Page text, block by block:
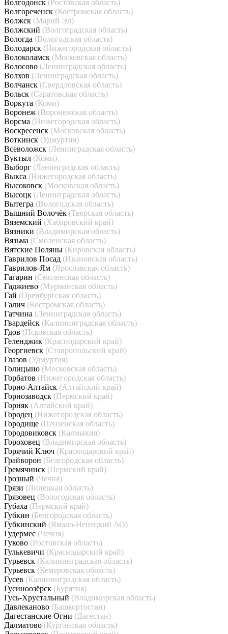
Волгодонск (Ростовская область)
Волгореченск (Костромская область)
Волжск (Марий Эл)
Волжский (Волгоградская область)
Вологда (Вологодская область)
Володарск (Нижегородская область)
Волоколамск (Московская область)
Волосово (Ленинградская область)
Волхов (Ленинградская область)
Волчанск (Свердловская область)
Вольск (Саратовская область)
Воркута (Коми)
Воронеж (Воронежская область)
Ворсма (Нижегородская область)
Воскресенск (Московская область)
Воткинск (Удмуртия)
Всеволожск (Ленинградская область)
Вуктыл (Коми)
Выборг (Ленинградская область)
Выкса (Нижегородская область)
Высоковск (Московская область)
Высоцк (Ленинградская область)
Вытегра (Вологодская область)
Вышний Волочёк (Тверская область)
Вяземский (Хабаровский край)
Вязники (Владимирская область)
Вязьма (Смоленская область)
Вятские Поляны (Кировская область)
Гаврилов Посад (Ивановская область)
Гаврилов-Ям (Ярославская область)
Гагарин (Смоленская область)
Гаджиево (Мурманская область)
Гай (Оренбургская область)
Галич (Костромская область)
Гатчина (Ленинградская область)
Гвардейск (Калининградская область)
Гдов (Псковская область)
Геленджик (Краснодарский край)
Георгиевск (Ставропольский край)
Глазов (Удмуртия)
Голицыно (Московская область)
Горбатов (Нижегородская область)
Горно-Алтайск (Алтайский край)
Горнозаводск (Пермский край)
Горняк (Алтайский край)
Городец (Нижегородская область)
Городище (Пензенская область)
Городовиковск (Калмыкия)
Гороховец (Владимирская область)
Горячий Ключ (Краснодарский край)
Грайворон (Белгородская область)
Гремячинск (Пермский край)
Грозный (Чечня)
Грязи (Липецкая область)
Грязовец (Вологодская область)
Губаха (Пермский край)
Губкин (Белгородская область)
Губкинский (Ямало-Ненецкий АО)
Гудермес (Чечня)
Гуково (Ростовская область)
Гулькевичи (Краснодарский край)
Гурьевск (Калининградская область)
Гурьевск (Кемеровская область)
Гусев (Калининградская область)
Гусиноозёрск (Бурятия)
Гусь-Хрустальный (Владимирская область)
Давлеканово (Башкортостан)
Дагестанские Огни (Дагестан)
Далматово (Курганская область)